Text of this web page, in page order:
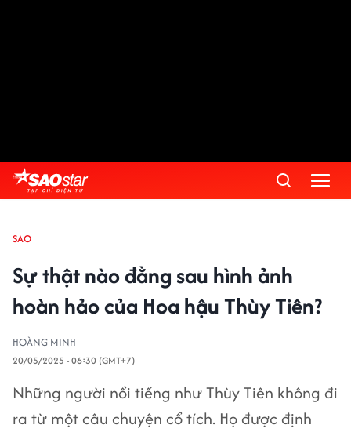
SAO
Sự thật nào đằng sau hình ảnh
hoàn hảo của Hoa hậu Thùy Tiên?
HOÀNG MINH
20/05/2025 - 06:30 (GMT+7)
Những người nổi tiếng như Thùy Tiên không đi
ra từ một câu chuyện cổ tích. Họ được định